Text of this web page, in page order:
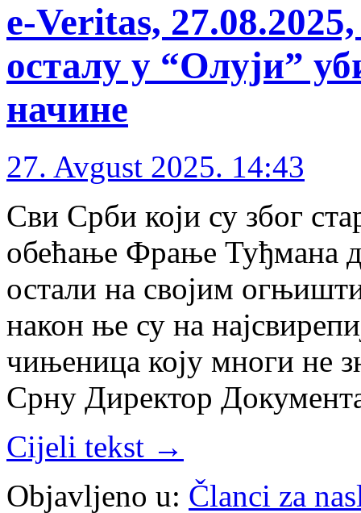
e-Veritas,
осталу у “Олуји”
начине
27. Avgust 2025. 14:43
Сви Срби који су због
обећање Фрање Туђмана
остали на својим
након ње су на
чињеница коју многи не
Срну Директор
Cijeli tekst →
Objavljeno u: Članci za